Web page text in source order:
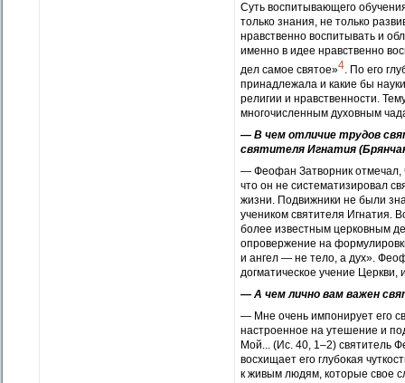
Суть воспитывающего
только знания, не только
нравственно воспитывать и
именно в идее нравственно
дел самое святое»4. По его
принадлежала и какие бы
религии и нравственности.
многочисленным духовным
— В чем отличие трудов
святителя Игнатия
— Феофан Затворник отмечал,
что он не систематизировал
жизни. Подвижники не были
учеником святителя Игнатия.
более известным церковным
опровержение на
и ангел — не тело, а дух».
догматическое учение Церкви,
— А чем лично вам важен
— Мне очень импонирует его
настроенное на утешение и
Мой... (Ис. 40, 1–2) святитель
восхищает его глубокая
к живым людям, которые свое